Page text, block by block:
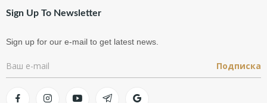
Sign Up To Newsletter
Sign up for our e-mail to get latest news.
Подписка